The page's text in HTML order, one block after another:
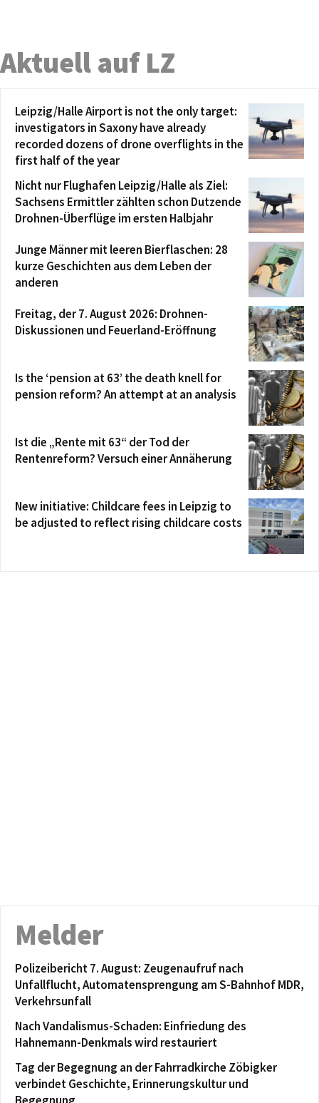
Aktuell auf LZ
Leipzig/Halle Airport is not the only target:
investigators in Saxony have already
recorded dozens of drone overflights in the
first half of the year
Nicht nur Flughafen Leipzig/Halle als Ziel:
Sachsens Ermittler zählten schon Dutzende
Drohnen-Überflüge im ersten Halbjahr
Junge Männer mit leeren Bierflaschen: 28
kurze Geschichten aus dem Leben der
anderen
Freitag, der 7. August 2026: Drohnen-
Diskussionen und Feuerland-Eröffnung
Is the ‘pension at 63’ the death knell for
pension reform? An attempt at an analysis
Ist die „Rente mit 63“ der Tod der
Rentenreform? Versuch einer Annäherung
New initiative: Childcare fees in Leipzig to
be adjusted to reflect rising childcare costs
Melder
Polizeibericht 7. August: Zeugenaufruf nach
Unfallflucht, Automatensprengung am S-Bahnhof MDR,
Verkehrsunfall
Nach Vandalismus-Schaden: Einfriedung des
Hahnemann-Denkmals wird restauriert
Tag der Begegnung an der Fahrradkirche Zöbigker
verbindet Geschichte, Erinnerungskultur und
Begegnung